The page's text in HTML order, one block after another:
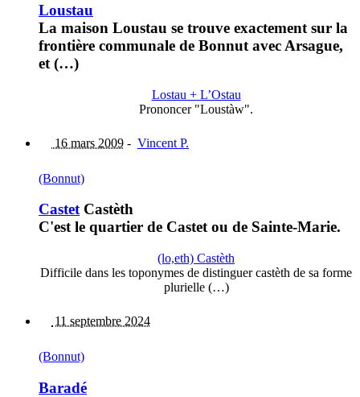
Loustau
La maison Loustau se trouve exactement sur la
frontière communale de Bonnut avec Arsague,
et (…)
Lostau + L’Ostau
Prononcer "Loustàw".
16 mars 2009 - Vincent P.
(Bonnut)
CastetCastèth
C'est le quartier de Castet ou de Sainte-Marie.
(lo,eth) Castèth
Difficile dans les toponymes de distinguer castèth de sa forme
plurielle (…)
11 septembre 2024
(Bonnut)
Baradé